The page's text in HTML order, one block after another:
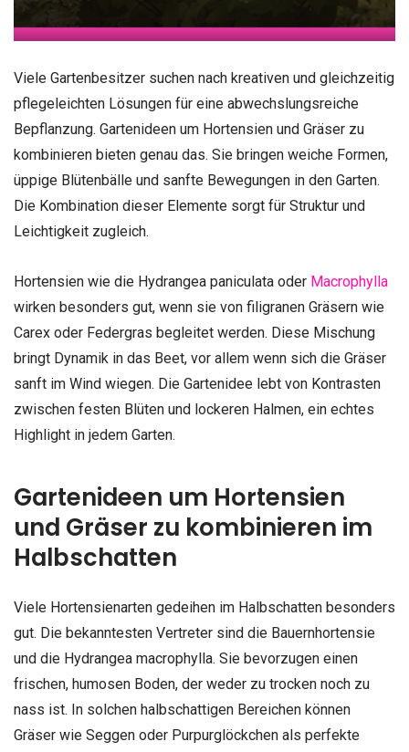
Viele Gartenbesitzer suchen nach kreativen und gleichzeitig
pflegeleichten Lösungen für eine abwechslungsreiche
Bepflanzung. Gartenideen um Hortensien und Gräser zu
kombinieren bieten genau das. Sie bringen weiche Formen,
üppige Blütenbälle und sanfte Bewegungen in den Garten.
Die Kombination dieser Elemente sorgt für Struktur und
Leichtigkeit zugleich.
Hortensien wie die Hydrangea paniculata oder Macrophylla
wirken besonders gut, wenn sie von filigranen Gräsern wie
Carex oder Federgras begleitet werden. Diese Mischung
bringt Dynamik in das Beet, vor allem wenn sich die Gräser
sanft im Wind wiegen. Die Gartenidee lebt von Kontrasten
zwischen festen Blüten und lockeren Halmen, ein echtes
Highlight in jedem Garten.
Gartenideen um Hortensien
und Gräser zu kombinieren im
Halbschatten
Viele Hortensienarten gedeihen im Halbschatten besonders
gut. Die bekanntesten Vertreter sind die Bauernhortensie
und die Hydrangea macrophylla. Sie bevorzugen einen
frischen, humosen Boden, der weder zu trocken noch zu
nass ist. In solchen halbschattigen Bereichen können
Gräser wie Seggen oder Purpurglöckchen als perfekte